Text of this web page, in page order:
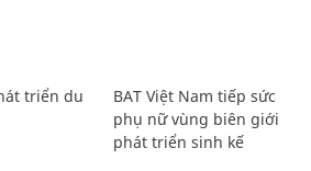
triển du
BAT Việt Nam tiếp sức
phụ nữ vùng biên giới
phát triển sinh kế